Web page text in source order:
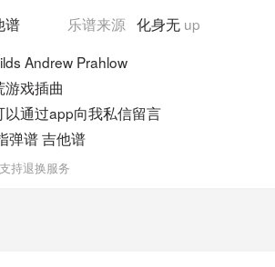
谱 乐谱来源 化身无up
Andrew Prahlow
游戏插曲
以通过app向我私信留言
弹谱 吉他谱
持退换服务